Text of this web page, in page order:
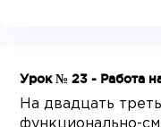
Урок № 23 - Работа
На двадцать
функционально-